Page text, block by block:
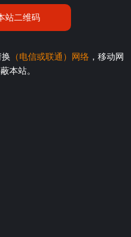
站二维码
（电信或联通）网络 ，移动网
本站。